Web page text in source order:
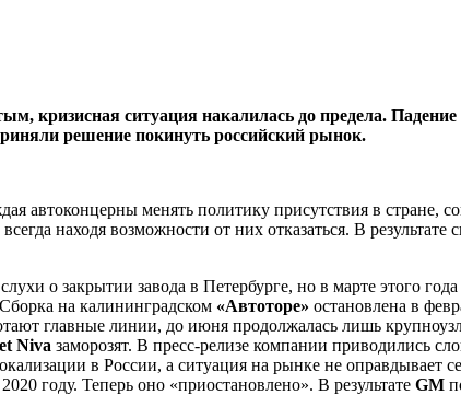
кризисная ситуация накалилась до предела.
решение покинуть российский рынок.
автоконцерны менять политику присутствия в стране,
находя возможности от них отказаться. В
о закрытии завода в Петербурге, но в марте этого
на калининградском «Автоторе» остановлена в
главные линии, до июня продолжалась лишь
Niva заморозят. В пресс-релизе компании приводились
в России, а ситуация на рынке не
году. Теперь оно «приостановлено». В результате GM